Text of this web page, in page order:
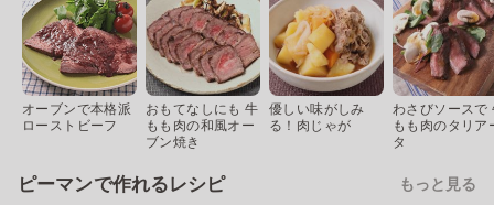
オーブンで本格派
ローストビーフ
おもてなしにも 牛
もも肉の和風オー
ブン焼き
優しい味がしみ
る！肉じゃが
わさびソースで
もも肉のタリア
タ
ピーマンで作れるレシピ もっと見る